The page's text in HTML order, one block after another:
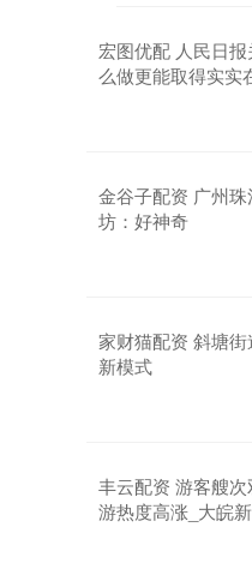
宏图优配 人民日
么做更能取得实实
金谷子配资 广州
坊：好神奇
家财猫配资 斜塘
新模式
丰云配资 游客艘
游热度高涨_大皖